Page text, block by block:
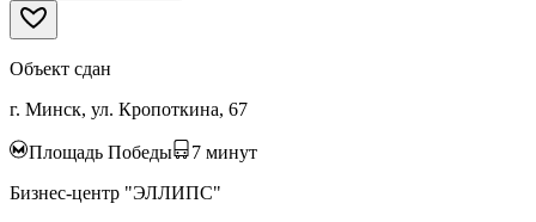
Объект сдан
г. Минск, ул. Кропоткина, 67
Площадь Победы 7 минут
Бизнес-центр "ЭЛЛИПС"